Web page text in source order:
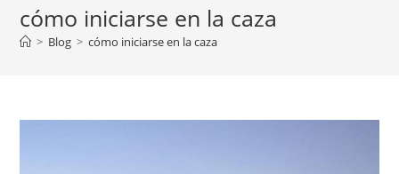
cómo iniciarse en la caza
> Blog > cómo iniciarse en la caza